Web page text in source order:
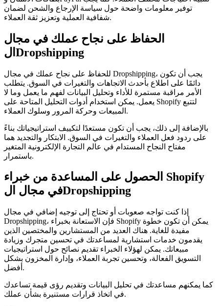
توفير معلومات واضحة حول سياسة الإرجاع والشحن لضمان
شفافية العملية وتعزيز ثقة العملاء.
الحفاظ على نجاح عملك في مجال
الDropshipping
للحفاظ على نجاح عملك في مجال Dropshipping، يجب أن تكون
دائمًا على اطلاع بأحدث الاتجاهات والتغيرات في السوق. يتطلب
الأمر مراقبة مستمرة للأداء وتحليل البيانات لفهم ما يعمل وما لا
يعمل. يمكن استخدام أدوات التحليل المتاحة على Shopify لتتبع
المبيعات وحركة المرور وسلوك العملاء.
بالإضافة إلى ذلك، يجب أن تكون مستعدًا لتكييف استراتيجياتك بناءً
على ردود فعل العملاء والتغيرات في السوق. الابتكار والتجديد هما
مفتاح النجاح المستدام في عالم التجارة الإلكترونية المتغير
باستمرار.
الحصول على المساعدة من خبراء Shopify
في مجال الDropshipping
إذا كنت تواجه صعوبات أو تحتاج إلى توجيه إضافي في مجال
Dropshipping، فإن الاستعانة بخبراء Shopify يمكن أن تكون خطوة
مفيدة للغاية. هناك العديد من المستشارين والمختصين الذين
يقدمون خدمات استشارية لمساعدتك في تحسين متجرك وزيادة
مبيعاتك. يمكن لهؤلاء الخبراء تقديم نصائح حول استراتيجيات
التسويق الفعالة، وتحسين تجربة العملاء، وإدارة المخزون بشكل
أفضل.
كما يمكنهم مساعدتك في تحليل البيانات وتقديم رؤى قيمة تساعدك
في اتخاذ قرارات مستنيرة بشأن عملك.